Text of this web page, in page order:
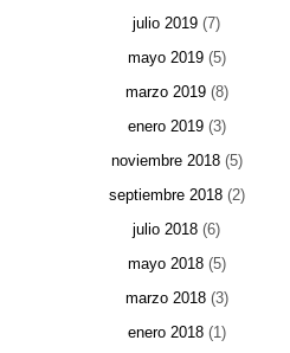
julio 2019 (7)
mayo 2019(5)
marzo 2019(8)
enero 2019(3)
noviembre 2018(5)
septiembre 2018(2)
julio 2018 (6)
mayo 2018(5)
marzo 2018(3)
enero 2018(1)